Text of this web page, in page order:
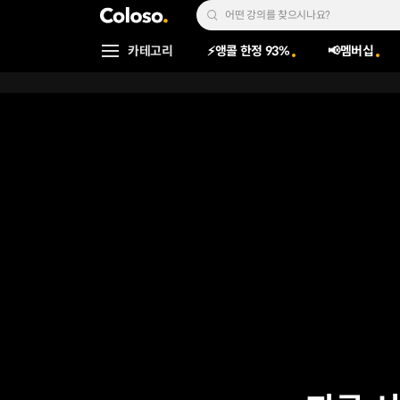
콜로소
Search Input
Coloso Menu
카테고리 ⚡앵콜 한정 93% 📢멤버십